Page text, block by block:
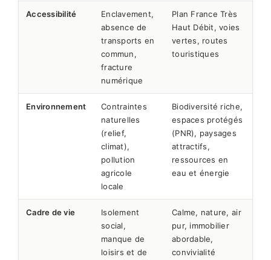
Accessibilité
Enclavement,
absence de
transports en
commun,
fracture
numérique
Plan France Très
Haut Débit, voies
vertes, routes
touristiques
Environnement
Contraintes
naturelles
(relief,
climat),
pollution
agricole
locale
Biodiversité riche,
espaces protégés
(PNR), paysages
attractifs,
ressources en
eau et énergie
Cadre de vie
Isolement
social,
manque de
loisirs et de
Calme, nature, air
pur, immobilier
abordable,
convivialité